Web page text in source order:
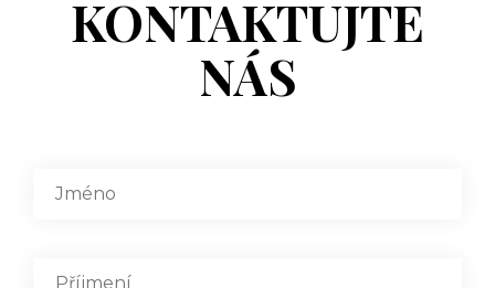
KONTAKTUJTE
NÁS